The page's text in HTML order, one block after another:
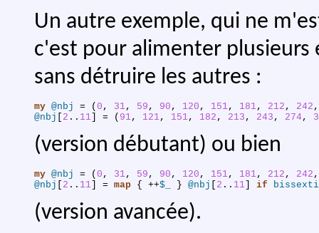
Un autre exemple, qui ne
c'est pour alimenter plusieurs
sans détruire les autres :
my @nbj = ( 0 , 31, 59 , 90 , 120 , 151, 181, 212 , 242 ,
@nbj
2 .. 11 ] = ( 91, 121, 151, 182 , 213 , 243 , 274 ,
(version débutant) ou bien
my @nbj = ( 0 , 31, 59 , 90 , 120 , 151, 181, 212 , 242 ,
@nbj
2 .. 11 ] = map { ++$_ } @nbj 2 .. 11 if
(version avancée).